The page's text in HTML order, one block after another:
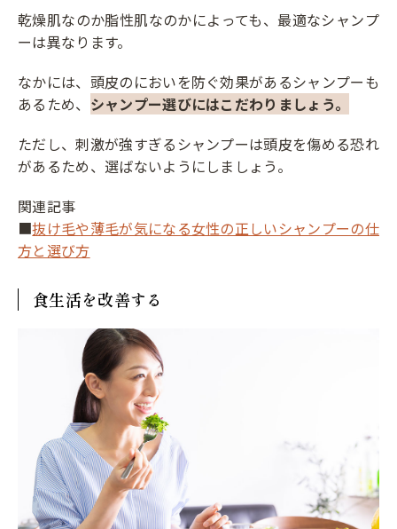
乾燥肌なのか脂性肌なのかによっても、最適なシャンプ
ーは異なります。
なかには、頭皮のにおいを防ぐ効果があるシャンプーも
あるため、 シャンプー選びにはこだわりましょう。
ただし、刺激が強すぎるシャンプーは頭皮を傷める恐れ
があるため、選ばないようにしましょう。
関連記事
■抜け毛や薄毛が気になる女性の正しいシャンプーの仕
方と選び方
食生活を改善する